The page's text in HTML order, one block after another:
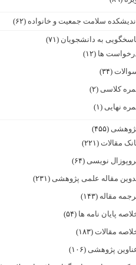
اندیشکده سلامت جمعیت و خانواده (۶۲)
به دانشجویان (۷۱)
ها (۱۲)
(۳۴)
کلاسی (۲)
نهایی (۱)
(۴۵۵)
مقالات(۲۲۱)
نویسی (۶۴)
مقاله علمی پژوهشی (۲۳۱)
مقاله (۱۴۳)
پایان نامه ها (۵۴)
مقالات(۱۸۳)
پژوهشی (۱۰۶)